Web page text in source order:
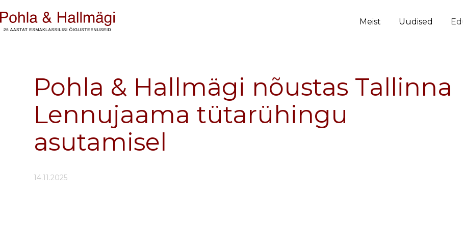
Meist Uudised
Pohla & Hallmägi nõustas Tallinna
Lennujaama tütarühingu
asutamisel
14.11.2025